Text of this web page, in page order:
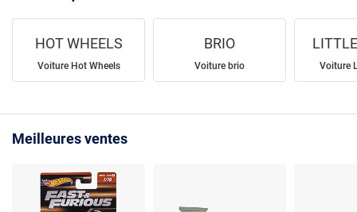
HOT WHEELS
Voiture Hot Wheels
BRIO
Voiture brio Voiture
Meilleures ventes